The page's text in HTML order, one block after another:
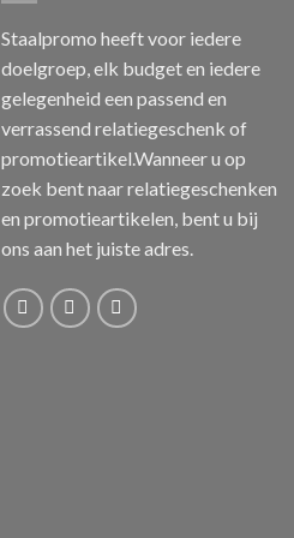
Staalpromo heeft voor iedere
doelgroep, elk budget en iedere
gelegenheid een passend en
verrassend relatiegeschenk of
promotieartikel.Wanneer u op
zoek bent naar relatiegeschenken
en promotieartikelen, bent u bij
ons aan het juiste adres.